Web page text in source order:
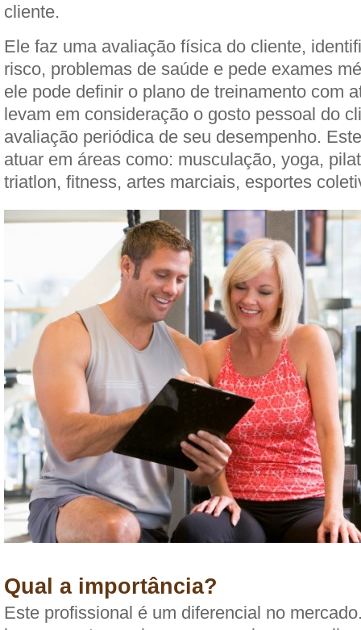
cliente.
Ele faz uma avaliação física do cliente,
risco, problemas de saúde e pede exames
ele pode definir o plano de treinamento com
levam em consideração o gosto pessoal do
avaliação periódica de seu desempenho.
atuar em áreas como: musculação, yoga,
triatlon, fitness, artes marciais, esportes
Qual a importância?
Este profissional é um diferencial no